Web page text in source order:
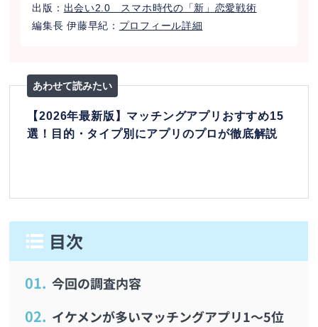
出版： 出会い2.0 スマホ時代の「新」恋愛戦術
編集長 伊藤早紀： プロフィール詳細
【2026年最新版】マッチングアプリおすすめ15
選！目的・タイプ別にアプリのプロが徹底解説
1. 今回の調査内容
2. イケメンが多いマッチングアプリ1～5位